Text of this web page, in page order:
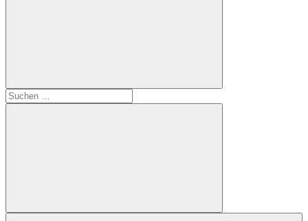
Suchen
nach:
Suchen